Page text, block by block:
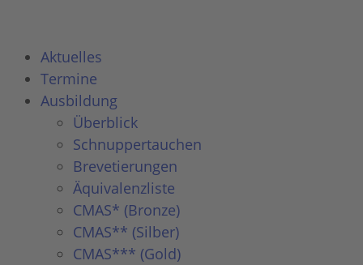
Aktuelles
Termine
Ausbildung
Überblick
Schnuppertauchen
Brevetierungen
Äquivalenzliste
CMAS* (Bronze)
CMAS** (Silber)
CMAS*** (Gold)